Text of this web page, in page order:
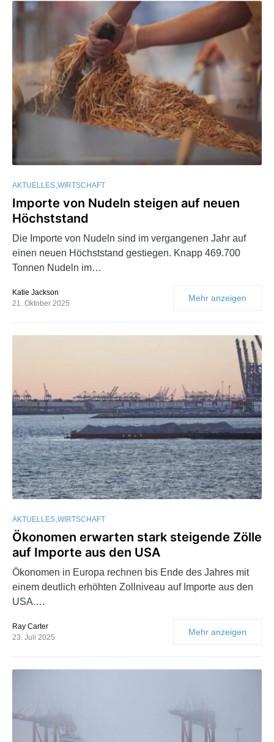
AKTUELLES WIRTSCHAFT
Importe von Nudeln steigen auf neuen
Höchststand
Die Importe von Nudeln sind im vergangenen Jahr auf
einen neuen Höchststand gestiegen. Knapp 469.700
Tonnen Nudeln im…
Katie Jackson
21. Oktober 2025
Mehr anzeigen
AKTUELLES WIRTSCHAFT
Ökonomen erwarten stark steigende Zölle
auf Importe aus den USA
Ökonomen in Europa rechnen bis Ende des Jahres mit
einem deutlich erhöhten Zollniveau auf Importe aus den
USA.…
Ray Carter
23. Juli 2025
Mehr anzeigen